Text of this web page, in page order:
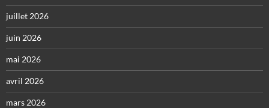
juillet 2026
juin 2026
mai 2026
avril 2026
mars 2026